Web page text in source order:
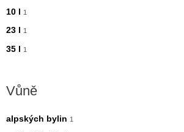
10 l 1
23 l 1
35 l 1
Vůně
alpských bylin 1